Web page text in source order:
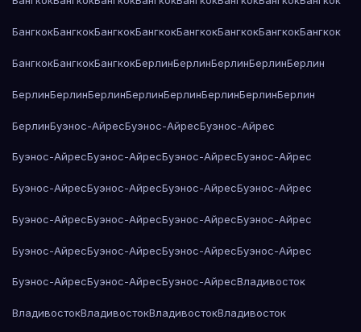
БангкокБангкокБангкокБангкокБангкокБангкокБангкокБангкок
БангкокБангкокБангкокБерлинБерлинБерлинБерлинБерлин
БерлинБерлинБерлинБерлинБерлинБерлинБерлинБерлин
БерлинБуэнос-АйресБуэнос-АйресБуэнос-Айрес
Буэнос-АйресБуэнос-АйресБуэнос-АйресБуэнос-Айрес
Буэнос-АйресБуэнос-АйресБуэнос-АйресБуэнос-Айрес
Буэнос-АйресБуэнос-АйресБуэнос-АйресБуэнос-Айрес
Буэнос-АйресБуэнос-АйресБуэнос-АйресБуэнос-Айрес
Буэнос-АйресБуэнос-АйресБуэнос-АйресВладивосток
ВладивостокВладивостокВладивостокВладивосток